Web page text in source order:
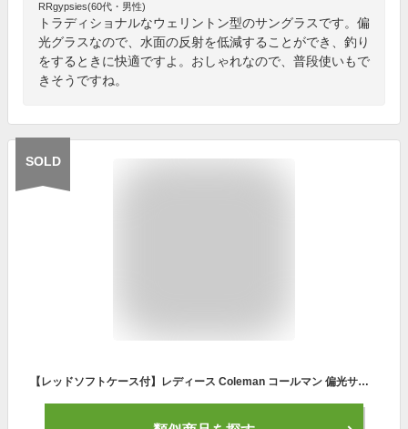
RRgypsies(60代・男性)
トラディショナルなウェリントン型のサングラスです。偏
光グラスなので、水面の反射を低減することができ、釣り
をするときに快適ですよ。おしゃれなので、普段使いもで
きそうですね。
SOLD
【レッドソフトケース付】レディース Coleman コールマン 偏光サングラス スモーク ドライブ ストライプ柄 おしゃれ Coleman CLA01-1